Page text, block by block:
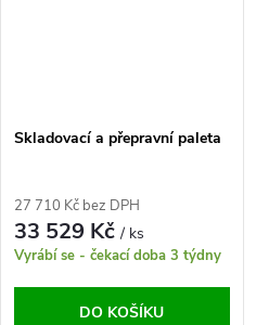
Skladovací a přepravní paleta
27 710 Kč bez DPH
33 529 Kč/ ks
Vyrábí se - čekací doba 3 týdny
DO KOŠÍKU